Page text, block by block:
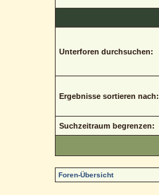
Unterforen durchsuchen:
Ergebnisse sortieren nach:
Suchzeitraum begrenzen:
Foren-Übersicht